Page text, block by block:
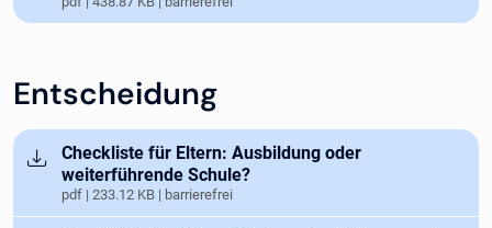
Entscheidung
Öffnet in neuem Tab
Checkliste für Eltern: Ausbildung oder
weiterführende Schule?
pdf | 233.12 KB | barrierefrei